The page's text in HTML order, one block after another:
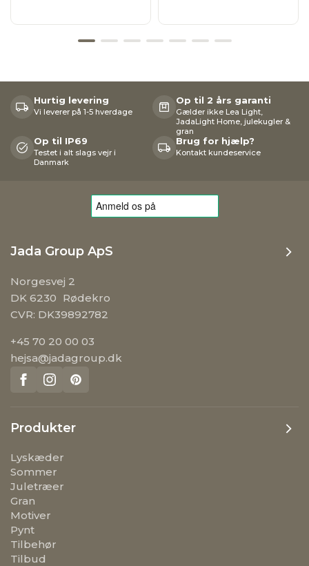
Hurtig levering
Vi leverer på 1-5 hverdage
Op til 2 års garanti
Gælder ikke Lea Light,
JadaLight Home, julekugler &
gran
Op til IP69
Testet i alt slags vejr i
Danmark
Brug for hjælp?
Kontakt kundeservice
Jada Group ApS
Norgesvej 2
DK 6230 Rødekro
CVR: DK39892782
+45 70 20 00 03
hejsa@jadagroup.dk
Produkter
Lyskæder
Sommer
Juletræer
Gran
Motiver
Pynt
Tilbehør
Tilbud